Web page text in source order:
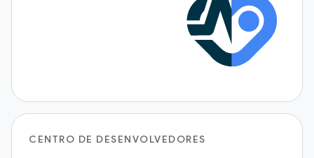
CENTRO DE DESENVOLVEDORES